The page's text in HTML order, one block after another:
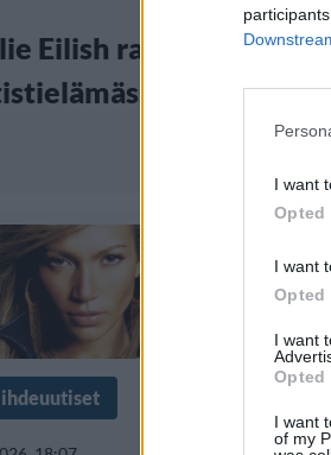
I want
Opted
I want
Opted
I want
Opted
I want
of my
Eilish rantakunnossa
tarvitaan